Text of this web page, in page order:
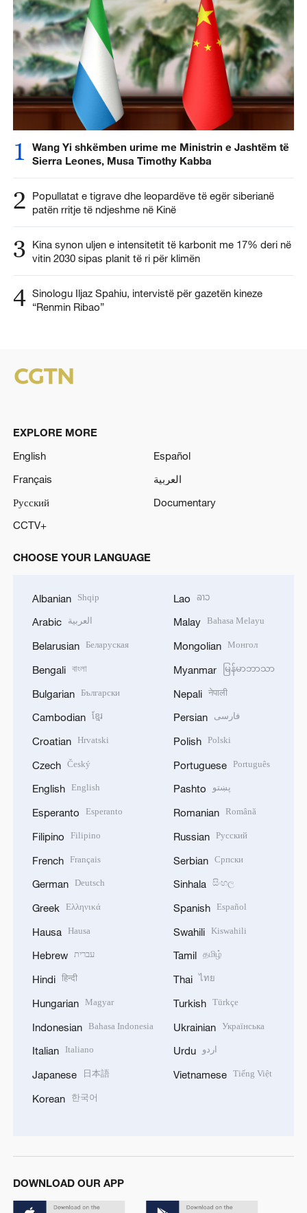
1
Wang Yi shkëmben urime me Ministrin e Jashtëm të
Sierra Leones, Musa Timothy Kabba
2
Popullatat e tigrave dhe leopardëve të egër siberianë
patën rritje të ndjeshme në Kinë
3
Kina synon uljen e intensitetit të karbonit me 17% deri në
vitin 2030 sipas planit të ri për klimën
4 Sinologu Iljaz Spahiu, intervistë për gazetën kineze
“Renmin Ribao”
EXPLORE MORE
English
Español
Français
العربية
Русский
Documentary
CCTV+
CHOOSE YOUR LANGUAGE
Albanian Shqip
Arabic العربية
Belarusian Беларуская
Bengali বাংলা
Bulgarian Български
Cambodian ខ្មែរ
Croatian Hrvatski
Czech Český
English English
Esperanto Esperanto
Filipino Filipino
French Français
German Deutsch
Greek Ελληνικά
Hausa Hausa
Hebrew עברית
Hindi हिन्दी
Hungarian Magyar
Indonesian Bahasa Indonesia
Italian Italiano
Japanese 日本語
Korean 한국어
Lao ລາວ
Malay Bahasa Melayu
Mongolian Монгол
Myanmar မြန်မာဘာသာ
Nepali नेपाली
Persian فارسی
Polish Polski
Portuguese Português
Pashto پښتو
Romanian Română
Russian Русский
Serbian Српски
Sinhala සිංහල
Spanish Español
Swahili Kiswahili
Tamil தமிழ்
Thai ไทย
Turkish Türkçe
Ukrainian Українська
Urdu اردو
Vietnamese Tiếng Việt
DOWNLOAD OUR APP